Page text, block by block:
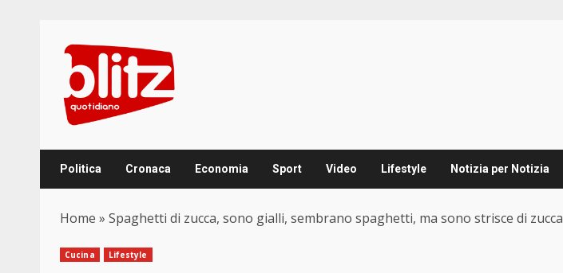
content
Politica Cronaca Economia Sport Video Lifestyle Notizia per Notizia
Home » Spaghetti di zucca, sono gialli, sembrano spaghetti, ma sono strisce di zucca
Cucina Lifestyle